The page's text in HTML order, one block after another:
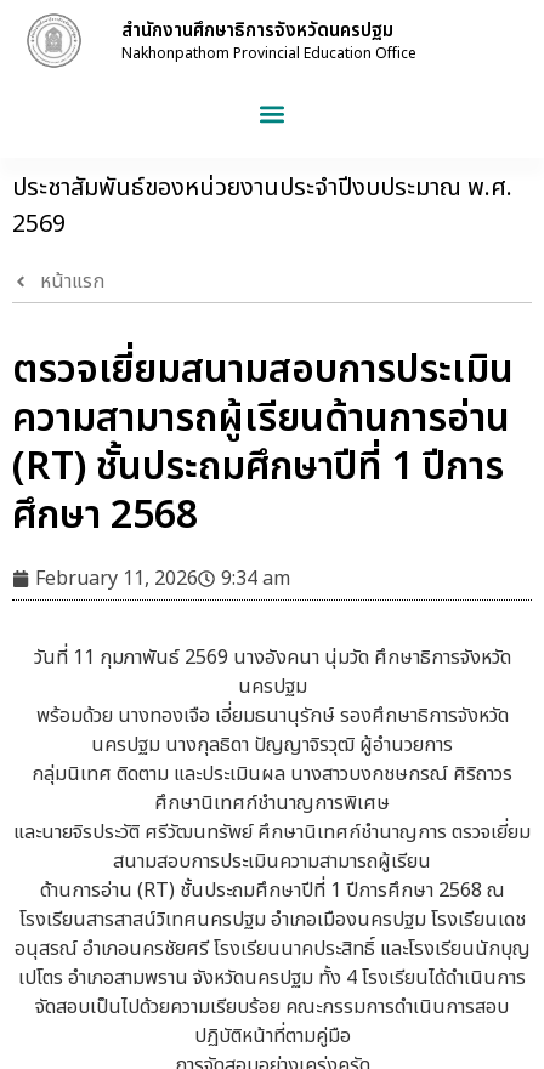
สำนักงานศึกษาธิการจังหวัดนครปฐม
Nakhonpathom Provincial Education Office
ประชาสัมพันธ์ของหน่วยงานประจำปีงบประมาณ พ.ศ.
2569
หน้าแรก
ตรวจเยี่ยมสนามสอบการประเมิน
ความสามารถผู้เรียนด้านการอ่าน
(RT) ชั้นประถมศึกษาปีที่ 1 ปีการ
ศึกษา 2568
February 11, 2026 9:34 am
วันที่ 11 กุมภาพันธ์ 2569 นางอังคนา นุ่มวัด ศึกษาธิการจังหวัด
นครปฐม
พร้อมด้วย นางทองเจือ เอี่ยมธนานุรักษ์ รองศึกษาธิการจังหวัด
นครปฐม นางกุลธิดา ปัญญาจิรวุฒิ ผู้อำนวยการ
กลุ่มนิเทศ ติดตาม และประเมินผล นางสาวบงกชษกรณ์ ศิริถาวร
ศึกษานิเทศก์ชำนาญการพิเศษ
และนายจิรประวัติ ศรีวัฒนทรัพย์ ศึกษานิเทศก์ชำนาญการ ตรวจเยี่ยม
สนามสอบการประเมินความสามารถผู้เรียน
ด้านการอ่าน (RT) ชั้นประถมศึกษาปีที่ 1 ปีการศึกษา 2568 ณ
โรงเรียนสารสาสน์วิเทศนครปฐม อำเภอเมืองนครปฐม โรงเรียนเดช
อนุสรณ์ อำเภอนครชัยศรี โรงเรียนนาคประสิทธิ์ และโรงเรียนนักบุญ
เปโตร อำเภอสามพราน จังหวัดนครปฐม ทั้ง 4 โรงเรียนได้ดำเนินการ
จัดสอบเป็นไปด้วยความเรียบร้อย คณะกรรมการดำเนินการสอบ
ปฏิบัติหน้าที่ตามคู่มือ